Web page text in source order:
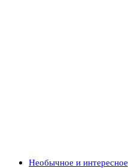
Необычное и интересное